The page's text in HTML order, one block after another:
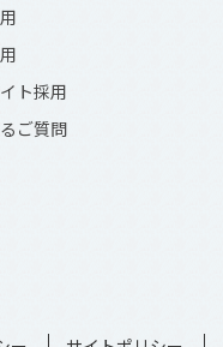
ト採用
ご質問